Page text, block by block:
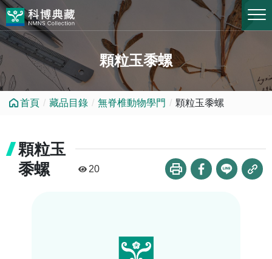
跳到中央內容區塊
顆粒玉黍螺
首頁 藏品目錄 無脊椎動物學門 顆粒玉黍螺
顆粒玉
黍螺
20